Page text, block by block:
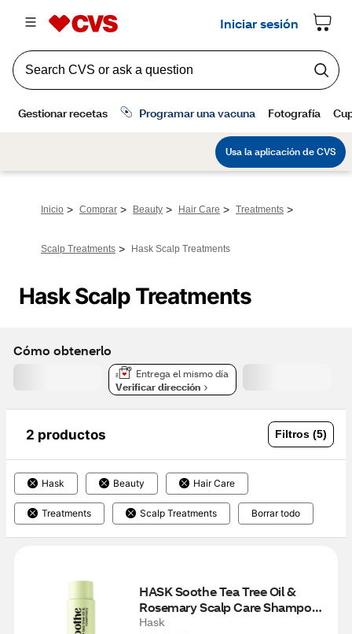
Inicio > Comprar > Beauty > Hair Care > Treatments >
Scalp Treatments > Hask Scalp Treatments
Hask Scalp Treatments
Cómo obtenerlo
Entrega el mismo día
Verificar dirección
2 productos Filtros (5)
Hask Beauty Hair Care
Treatments Scalp Treatments Borrar todo
HASK Soothe Tea Tree Oil &
Rosemary Scalp Care Shampoo,
16 OZ
Hask